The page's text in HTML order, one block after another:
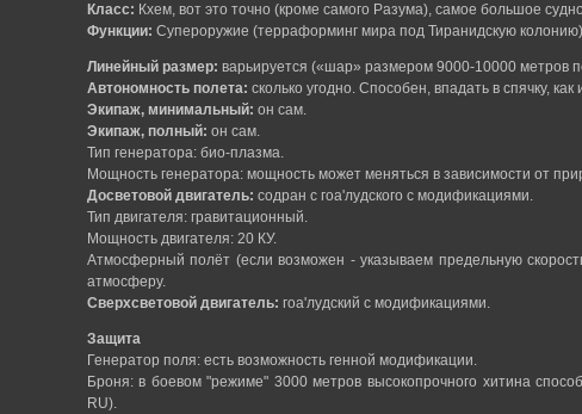
Класс: Кхем, вот это точно (кроме самого Разума), самое большое
Функции: Супероружие (терраформинг мира под Тиранидскую
Линейный размер: варьируется («шар» размером 9000-10000 метров
Автономность полета: сколько угодно. Способен, впадать в спячку, как
Экипаж, минимальный: он сам.
Экипаж, полный: он сам.
Тип генератора: био-плазма.
Мощность генератора: мощность может меняться в зависимости от
Досветовой двигатель: содран с гоа'лудского с модификациями.
Тип двигателя: гравитационный.
Мощность двигателя: 20 КУ.
Атмосферный полёт (если возможен - указываем предельную
атмосферу.
Сверхсветовой двигатель: гоа'лудский с модификациями.
Защита
Генератор поля: есть возможность генной модификации.
Броня: в боевом "режиме" 3000 метров высокопрочного хитина
RU).